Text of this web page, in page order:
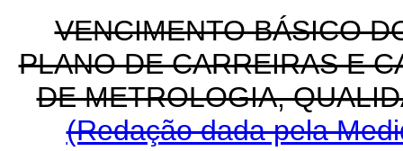
VENCIMENTO BÁSICO
PLANO DE CARREIRAS E
DE METROLOGIA,
(Redação dada pela